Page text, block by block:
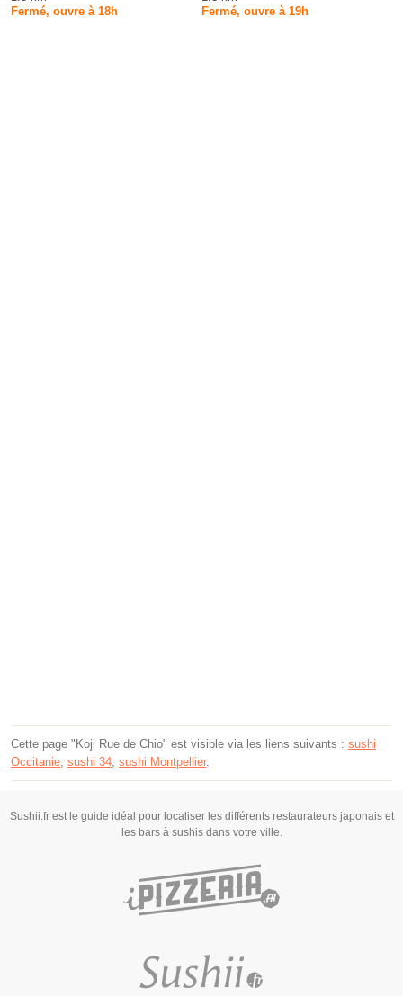
Fermé, ouvre à 18h
Fermé, ouvre à 19h
Cette page "Koji Rue de Chio" est visible via les liens suivants : sushi
Occitanie, sushi 34, sushi Montpellier.
Sushii.fr est le guide idéal pour localiser les différents restaurateurs japonais et
les bars à sushis dans votre ville.